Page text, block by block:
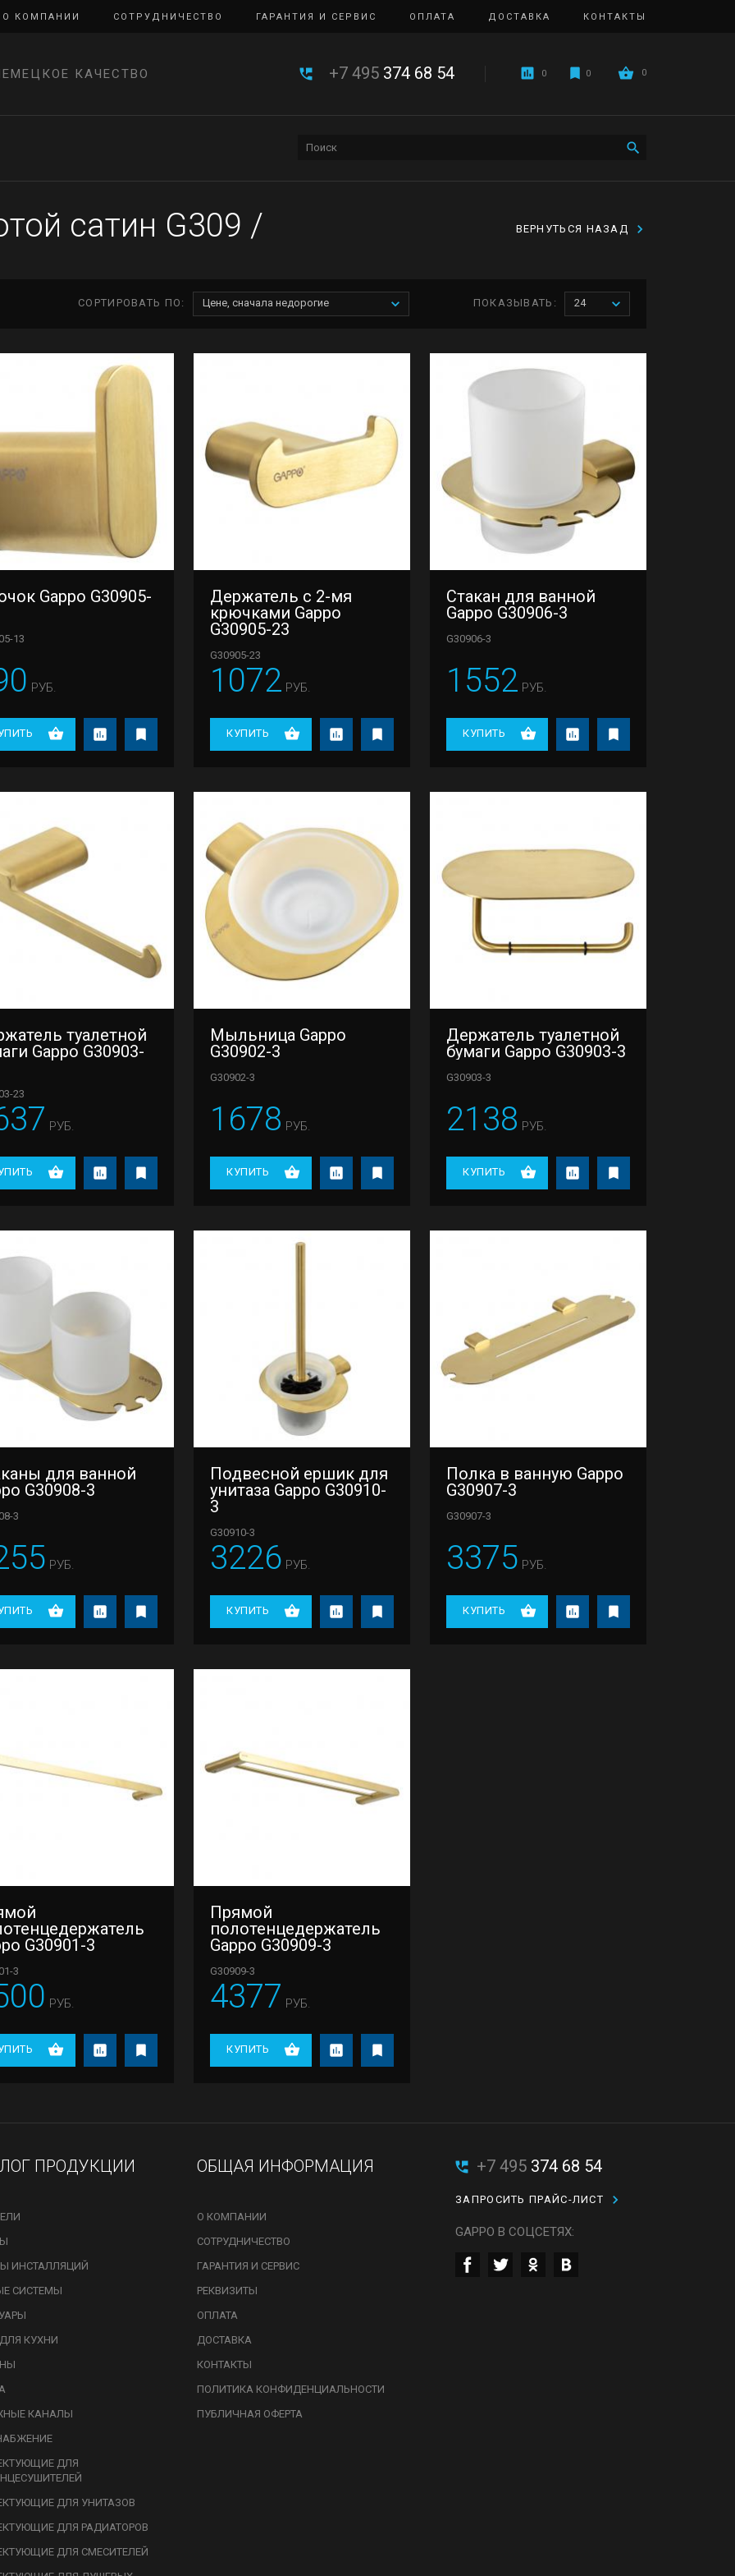
О КОМПАНИИ СОТРУДНИЧЕСТВО ГАРАНТИЯ И СЕРВИС ОПЛАТА ДОСТАВКА КОНТАКТЫ
КАЧЕСТВО +7 495 374 68 54 0 0 0
ВЕРНУТЬСЯ НАЗАД
сатин G309 /
СОРТИРОВАТЬ ПО: Цене, сначала недорогие ПОКАЗЫВАТЬ: 24
Gappo G30905-
13
РУБ.
Держатель с 2-мя
крючками Gappo
G30905-23
G30905-23
1072 РУБ.
КУПИТЬ
Стакан для ванной
Gappo G30906-3
G30906-3
1552 РУБ.
КУПИТЬ
туалетной
Gappo G30903-
23
РУБ.
Мыльница Gappo
G30902-3
G30902-3
1678 РУБ.
КУПИТЬ
Держатель туалетной
бумаги Gappo G30903-3
G30903-3
2138 РУБ.
КУПИТЬ
для ванной
G30908-3
3
РУБ.
Подвесной ершик для
унитаза Gappo G30910-
3
G30910-3
3226 РУБ.
КУПИТЬ
Полка в ванную Gappo
G30907-3
G30907-3
3375 РУБ.
КУПИТЬ
G30901-3
3
РУБ.
Прямой
полотенцедержатель
Gappo G30909-3
G30909-3
4377 РУБ.
КУПИТЬ
ПРОДУКЦИИ
ИНСТАЛЛЯЦИЙ
СИСТЕМЫ
КУХНИ
КАНАЛЫ
ДЛЯ
ДЛЯ УНИТАЗОВ
ДЛЯ РАДИАТОРОВ
ДЛЯ СМЕСИТЕЛЕЙ
ОБЩАЯ ИНФОРМАЦИЯ
О КОМПАНИИ
СОТРУДНИЧЕСТВО
ГАРАНТИЯ И СЕРВИС
РЕКВИЗИТЫ
ОПЛАТА
ДОСТАВКА
КОНТАКТЫ
ПОЛИТИКА КОНФИДЕНЦИАЛЬНОСТИ
ПУБЛИЧНАЯ ОФЕРТА
+7 495 374 68 54
ЗАПРОСИТЬ ПРАЙС-ЛИСТ
GAPPO В СОЦСЕТЯХ: